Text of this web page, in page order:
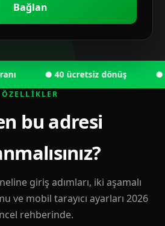
Bağlan
● 40 ücretsiz dönüş ●
ÖZELLIKLER
bu adresi
giriş adımları, iki aşamalı
ve mobil tarayıcı ayarları 2026
rehberinde.